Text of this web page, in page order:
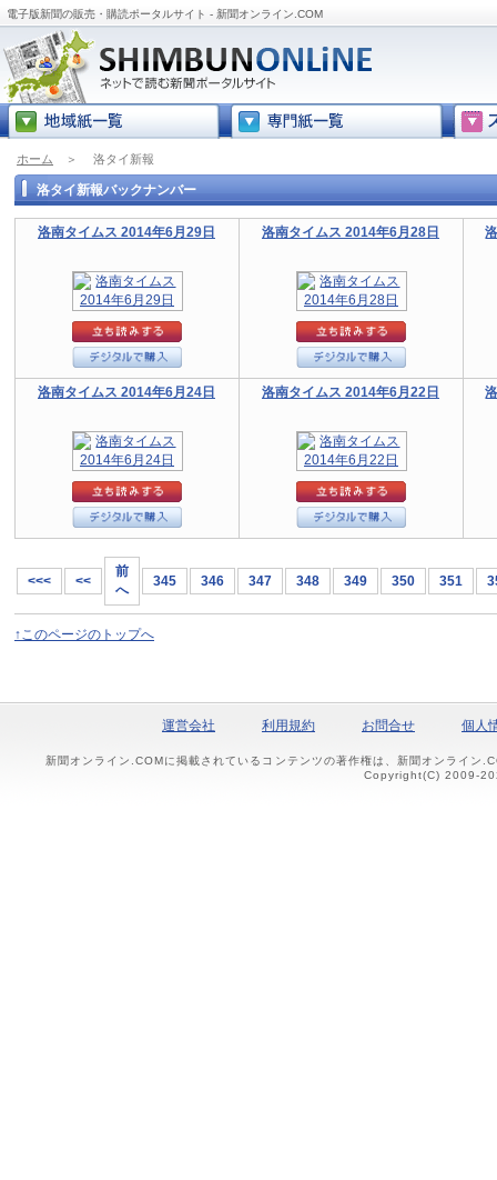
電子版新聞の販売・購読ポータルサイト - 新聞オンライン.COM
ホーム ＞ 洛タイ新報
洛タイ新報バックナンバー
洛南タイムス 2014年6月29日 洛南タイムス 2014年6月28日
洛南タイムス 2014年6月24日 洛南タイムス 2014年6月22日
<<< <<
前
へ
345 346 347 348 349 350 351
↑このページのトップへ
運営会社 利用規約 お問合せ 個人
新聞オンライン.COMに掲載されているコンテンツの著作権は、新聞オンライン
Copyright(C) 2009-